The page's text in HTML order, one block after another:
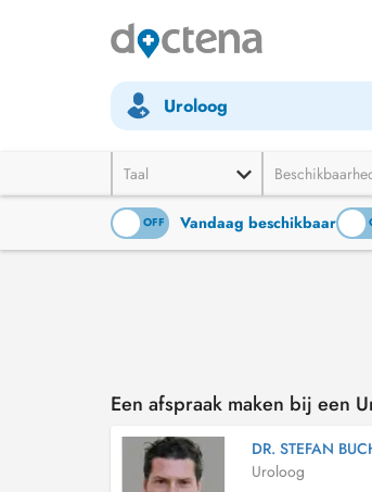
Uroloog
Taal
OFF Vandaag beschikbaar
ON
Een afspraak maken bij een
DR. STEFAN
Uroloog